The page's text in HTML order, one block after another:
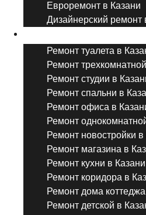
Евроремонт в Казани
Дизайнерский ремонт
Ремонт туалета в
Ремонт
Ремонт студии в
Ремонт спальни в
Ремонт офиса в
Ремонт
Ремонт новостройки в
Ремонт магазина в
Ремонт кухни в Казани
Ремонт коридора в
Ремонт дома
Ремонт детской в